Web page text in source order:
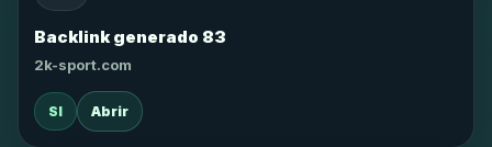
Backlink generado 83
2k-sport.com
SI Abrir